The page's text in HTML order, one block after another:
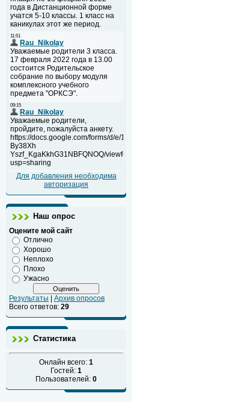
Для добавления необходима
авторизация
Наш опрос
Оцените мой сайт
Отлично
Хорошо
Неплохо
Плохо
Ужасно
Результаты
Архив опросов
Всего ответов: 29
Статистика
Онлайн всего: 1
Гостей: 1
Пользователей: 0